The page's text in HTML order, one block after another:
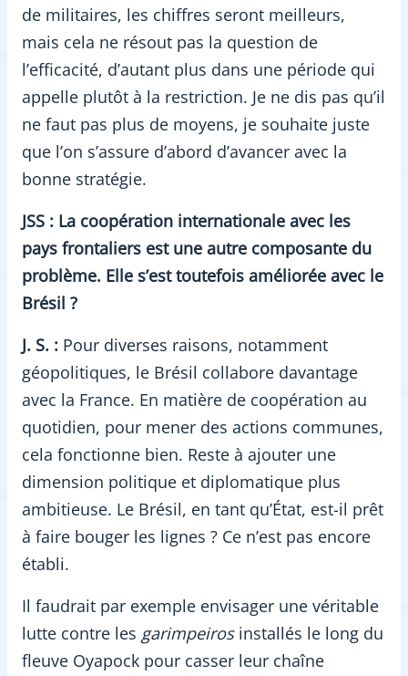
de militaires, les chiffres seront meilleurs,
mais cela ne résout pas la question de
l’efficacité, d’autant plus dans une période qui
appelle plutôt à la restriction. Je ne dis pas qu’il
ne faut pas plus de moyens, je souhaite juste
que l’on s’assure d’abord d’avancer avec la
bonne stratégie.
JSS : La coopération internationale avec les
pays frontaliers est une autre composante du
problème. Elle s’est toutefois améliorée avec le
Brésil ?
J. S. : Pour diverses raisons, notamment
géopolitiques, le Brésil collabore davantage
avec la France. En matière de coopération au
quotidien, pour mener des actions communes,
cela fonctionne bien. Reste à ajouter une
dimension politique et diplomatique plus
ambitieuse. Le Brésil, en tant qu’État, est-il prêt
à faire bouger les lignes ? Ce n’est pas encore
établi.
Il faudrait par exemple envisager une véritable
lutte contre les garimpeirosinstallés le long du
fleuve Oyapock pour casser leur chaîne